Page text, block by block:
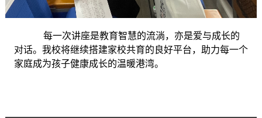
每一次讲座是教育智慧的流淌，亦是爱与成长的
对话。我校将继续搭建家校共育的良好平台，助力每一个
家庭成为孩子健康成长的温暖港湾。